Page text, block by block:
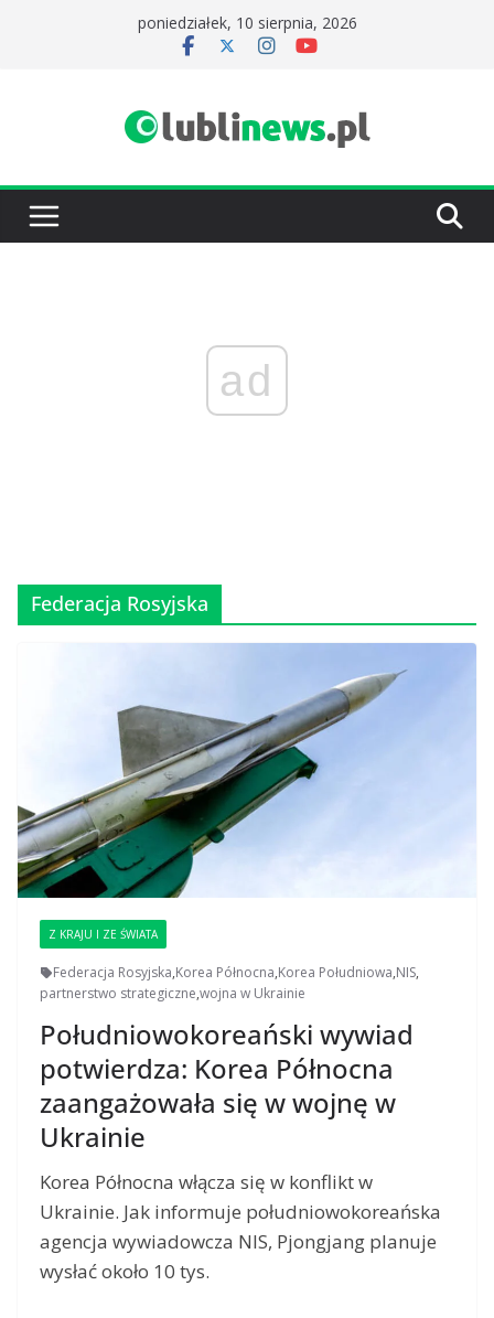
poniedziałek, 10 sierpnia, 2026
ad
Federacja Rosyjska
Z KRAJU I ZE ŚWIATA
Federacja Rosyjska,Korea Północna,Korea Południowa,NIS,
partnerstwo strategiczne,wojna w Ukrainie
Południowokoreański wywiad
potwierdza: Korea Północna
zaangażowała się w wojnę w
Ukrainie
Korea Północna włącza się w konflikt w
Ukrainie. Jak informuje południowokoreańska
agencja wywiadowcza NIS, Pjongjang planuje
wysłać około 10 tys.